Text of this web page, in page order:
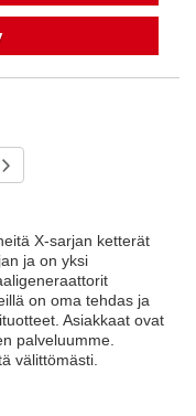
X-sarjan ketterät
ja on yksi
on oma tehdas ja
Asiakkaat ovat
palveluumme.
välittömästi.